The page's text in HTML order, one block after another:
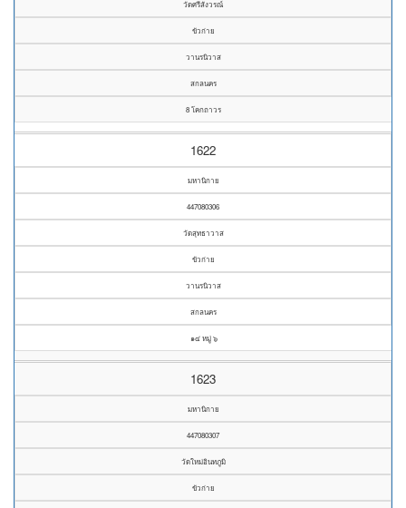
วัดศรีสังวรณ์
ขัวก่าย
วานรนิวาส
สกลนคร
8 โคกถาวร
1622
มหานิกาย
447080306
วัดสุทธาวาส
ขัวก่าย
วานรนิวาส
สกลนคร
๑๔ หมู่ ๖
1623
มหานิกาย
447080307
วัดใหม่อินทภูมิ
ขัวก่าย